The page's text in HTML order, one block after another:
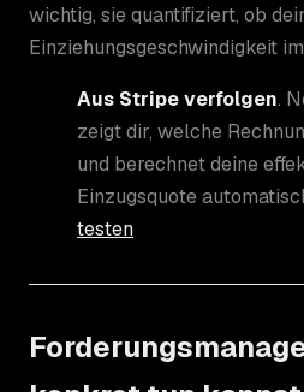
wichtig, sie quantifiziert, ob
Einziehungsgeschwindigkeit
Aus Stripe verfolgen.
zeigt dir, welche
und berechnet deine
Einzugsquote
testen